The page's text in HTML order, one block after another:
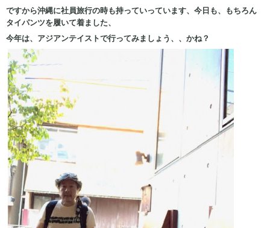
ですから沖縄に社員旅行の時も持っていっています、今日も、もちろん
タイパンツを履いて着ました、
今年は、アジアンテイストで行ってみましょう、、かね？